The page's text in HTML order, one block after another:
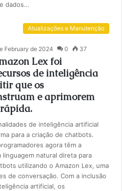
dados…
Atualizações e Manutenção
February de 2024 0 37
Lex foi
de inteligência
que os
e aprimorem
de inteligência artificial
para a criação de chatbots.
agora têm a
linguagem natural direta para
utilizando o Amazon Lex, uma
de conversação. Com a inclusão
artificial, os